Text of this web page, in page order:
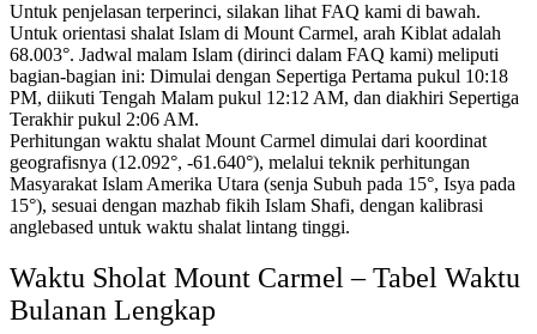
Untuk penjelasan terperinci, silakan lihat FAQ kami di bawah.
Untuk orientasi shalat Islam di Mount Carmel, arah Kiblat adalah
68.003°. Jadwal malam Islam (dirinci dalam FAQ kami) meliputi
bagian-bagian ini: Dimulai dengan Sepertiga Pertama pukul 10:18
PM, diikuti Tengah Malam pukul 12:12 AM, dan diakhiri Sepertiga
Terakhir pukul 2:06 AM.
Perhitungan waktu shalat Mount Carmel dimulai dari koordinat
geografisnya (12.092°, -61.640°), melalui teknik perhitungan
Masyarakat Islam Amerika Utara (senja Subuh pada 15°, Isya pada
15°), sesuai dengan mazhab fikih Islam Shafi, dengan kalibrasi
anglebased untuk waktu shalat lintang tinggi.
Waktu Sholat Mount Carmel – Tabel Waktu
Bulanan Lengkap